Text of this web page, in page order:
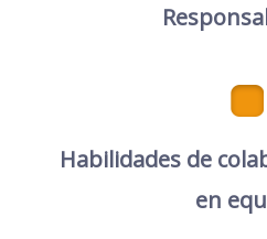
Habilidades de
en